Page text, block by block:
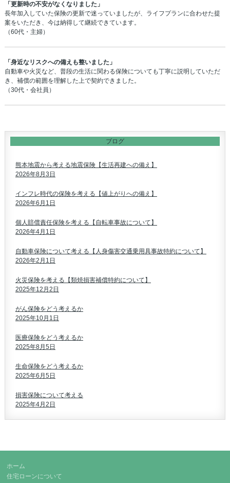
「更新時の不安がなくなりました」
長年加入していた保険の更新で迷っていましたが、ライフプランに合わせた提
案をいただき、今は納得して継続できています。
（60代・主婦）
「身近なリスクへの備えも整いました」
自動車や火災など、普段の生活に関わる保険についても丁寧に説明していただ
き、補償の範囲を理解した上で契約できました。
（30代・会社員）
ブログ
熊本地震から考える地震保険【生活再建への備え】
2026年8月3日
インフレ時代の保険を考える【値上がりへの備え】
2026年6月1日
個人賠償責任保険を考える【自転車事故について】
2026年4月1日
自動車保険について考える【人身傷害交通乗用具事故特約について】
2026年2月1日
火災保険を考える【類焼損害補償特約について】
2025年12月2日
がん保険をどう考えるか
2025年10月1日
医療保険をどう考えるか
2025年8月5日
生命保険をどう考えるか
2025年6月5日
損害保険について考える
2025年4月2日
ホーム
住宅ローンについて